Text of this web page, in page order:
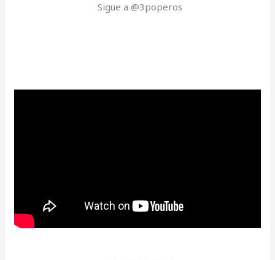
Sigue a @3poperos